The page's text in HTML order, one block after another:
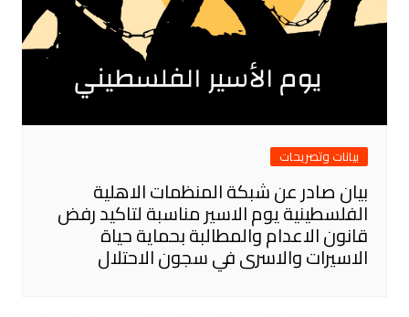
بيانات وتصريحات
بيان صادر عن شبكة المنظمات الاهلية
الفلسطينية يوم الاسير مناسبة لتاكيد رفض
قانون الاعدام والمطالبة بحماية حياة
الاسيرات والاسرى في سجون الاحتلال